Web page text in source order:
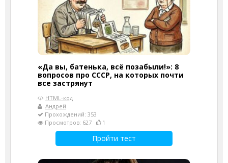
«Да вы, батенька, всё позабыли!»: 8
вопросов про СССР, на которых почти
все застрянут
HTML-код
Андрей
Прохождений: 353
Просмотров: 627
1
Пройти тест